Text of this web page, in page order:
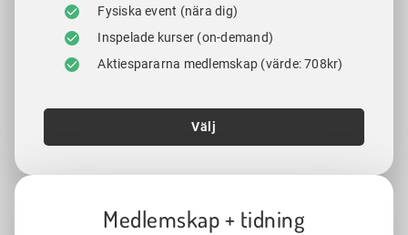
Fysiska event (nära dig)
Inspelade kurser (on-demand)
Aktiespararna medlemskap (värde: 708kr)
Välj
Medlemskap + tidning